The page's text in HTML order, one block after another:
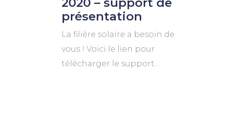
présentation
La filière solaire a besoin de
vous ! Voici le lien pour
télécharger le support...